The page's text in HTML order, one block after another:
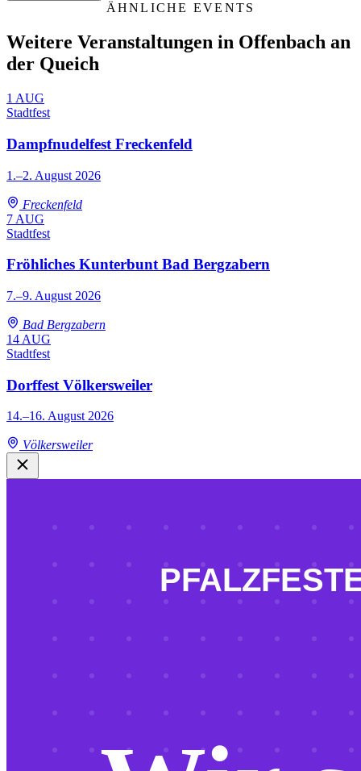
ÄHNLICHE EVENTS
Weitere Veranstaltungen in Offenbach an
der Queich
1 AUG
Stadtfest
Dampfnudelfest Freckenfeld
1.–2. August 2026
Freckenfeld
7 AUG
Stadtfest
Fröhliches Kunterbunt Bad Bergzabern
7.–9. August 2026
Bad Bergzabern
14 AUG
Stadtfest
Dorffest Völkersweiler
14.–16. August 2026
Völkersweiler